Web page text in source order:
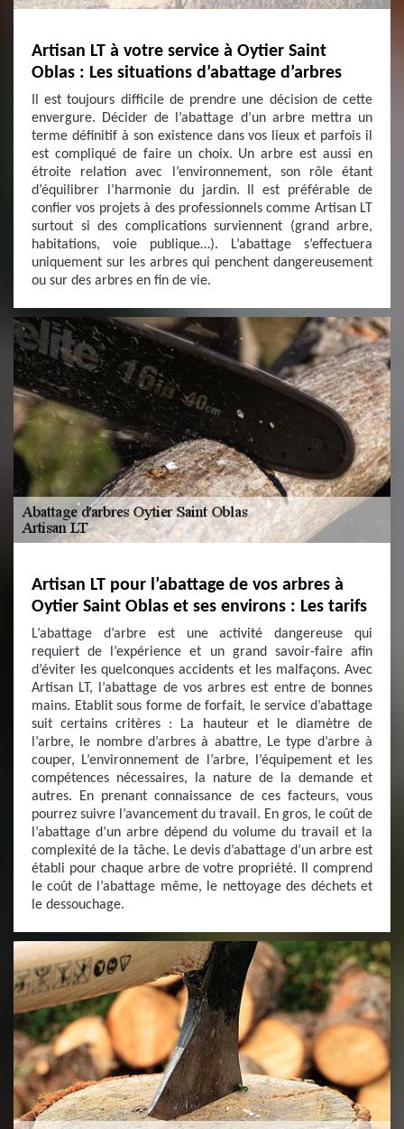
Artisan LT à votre service à Oytier Saint
Oblas : Les situations d’abattage d’arbres
Il est toujours difficile de prendre une décision de cette
envergure. Décider de l’abattage d’un arbre mettra un
terme définitif à son existence dans vos lieux et parfois il
est compliqué de faire un choix. Un arbre est aussi en
étroite relation avec l’environnement, son rôle étant
d’équilibrer l’harmonie du jardin. Il est préférable de
confier vos projets à des professionnels comme Artisan LT
surtout si des complications surviennent (grand arbre,
habitations, voie publique…). L’abattage s’effectuera
uniquement sur les arbres qui penchent dangereusement
ou sur des arbres en fin de vie.
Artisan LT pour l’abattage de vos arbres à
Oytier Saint Oblas et ses environs : Les tarifs
L’abattage d’arbre est une activité dangereuse qui
requiert de l’expérience et un grand savoir-faire afin
d’éviter les quelconques accidents et les malfaçons. Avec
Artisan LT, l’abattage de vos arbres est entre de bonnes
mains. Etablit sous forme de forfait, le service d’abattage
suit certains critères : La hauteur et le diamètre de
l’arbre, le nombre d’arbres à abattre, Le type d’arbre à
couper, L’environnement de l’arbre, l’équipement et les
compétences nécessaires, la nature de la demande et
autres. En prenant connaissance de ces facteurs, vous
pourrez suivre l’avancement du travail. En gros, le coût de
l’abattage d’un arbre dépend du volume du travail et la
complexité de la tâche. Le devis d’abattage d’un arbre est
établi pour chaque arbre de votre propriété. Il comprend
le coût de l’abattage même, le nettoyage des déchets et
le dessouchage.